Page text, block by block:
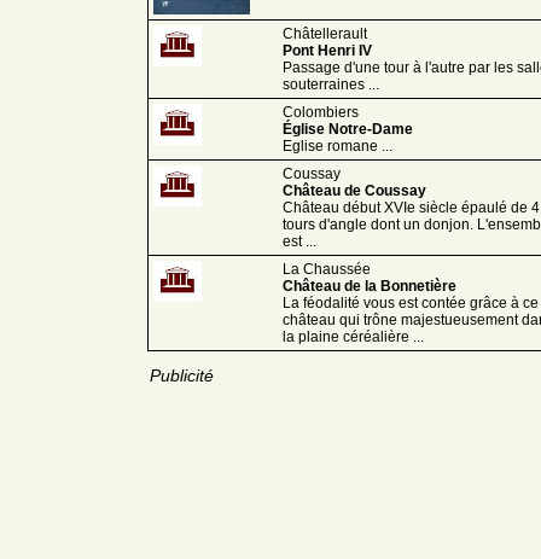
Châtellerault
Pont Henri IV
Passage d'une tour à l'autre par les
souterraines ...
Colombiers
Église Notre-Dame
Eglise romane ...
Coussay
Château de Coussay
Château début XVIe siècle épaulé de 4
tours d'angle dont un donjon.
est ...
La Chaussée
Château de la Bonnetière
La féodalité vous est contée grâce à ce
château qui trône majestueusement
la plaine céréalière ...
Publicité